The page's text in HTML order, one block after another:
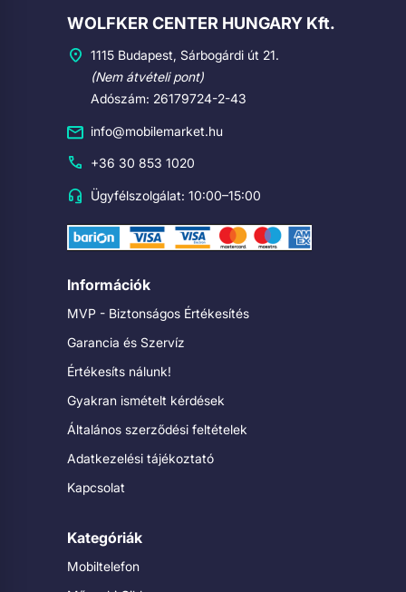
Cégadatok
WOLFKER CENTER HUNGARY Kft.
1115 Budapest, Sárbogárdi út 21.
(Nem átvételi pont)
Adószám: 26179724-2-43
info@mobilemarket.hu
+36 30 853 1020
Ügyfélszolgálat: 10:00–15:00
Információk
MVP - Biztonságos Értékesítés
Garancia és Szervíz
Értékesíts nálunk!
Gyakran ismételt kérdések
Általános szerződési feltételek
Adatkezelési tájékoztató
Kapcsolat
Kategóriák
Mobiltelefon